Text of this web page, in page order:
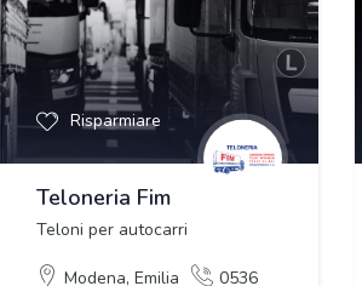
Risparmiare
Teloneria Fim
Teloni per autocarri
Modena, Emilia
0536